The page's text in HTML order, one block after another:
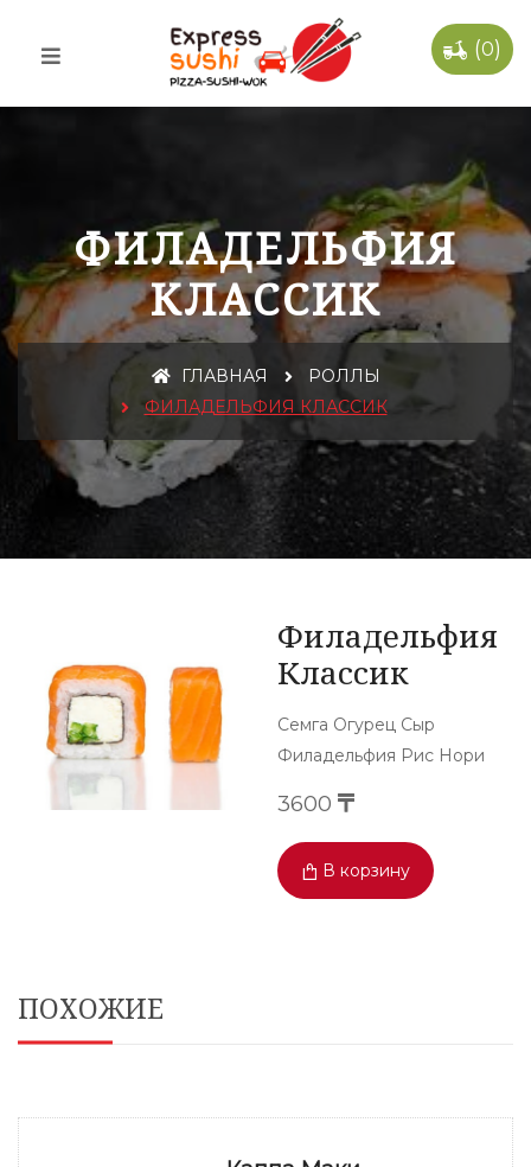
(0)
ФИЛАДЕЛЬФИЯ
КЛАССИК
ГЛАВНАЯ
РОЛЛЫ
ФИЛАДЕЛЬФИЯ КЛАССИК
Филадельфия
Классик
Семга Огурец Сыр
Филадельфия Рис Нори
3600
В корзину
ПОХОЖИЕ